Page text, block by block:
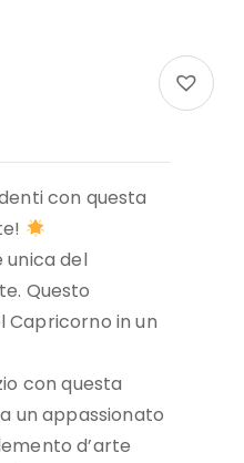
con questa
unica del
Questo
Capricorno in un
con questa
un appassionato
d’arte